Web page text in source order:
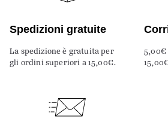
Spedizioni gratuite
La spedizione è gratuita per
gli ordini superiori a 15,00€.